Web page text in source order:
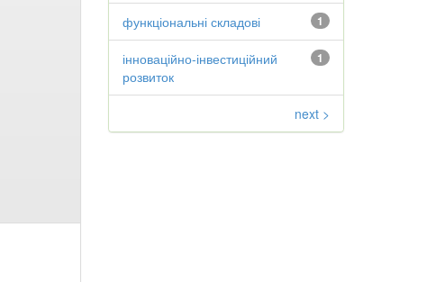
1
функціональні складові
1
інноваційно-інвестиційний
розвиток
next >